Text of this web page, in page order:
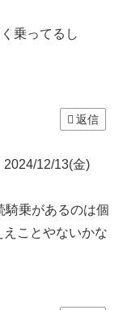
乗ってるし
返信
2024/12/13(金)
騎乗があるのは個
えことやないかな